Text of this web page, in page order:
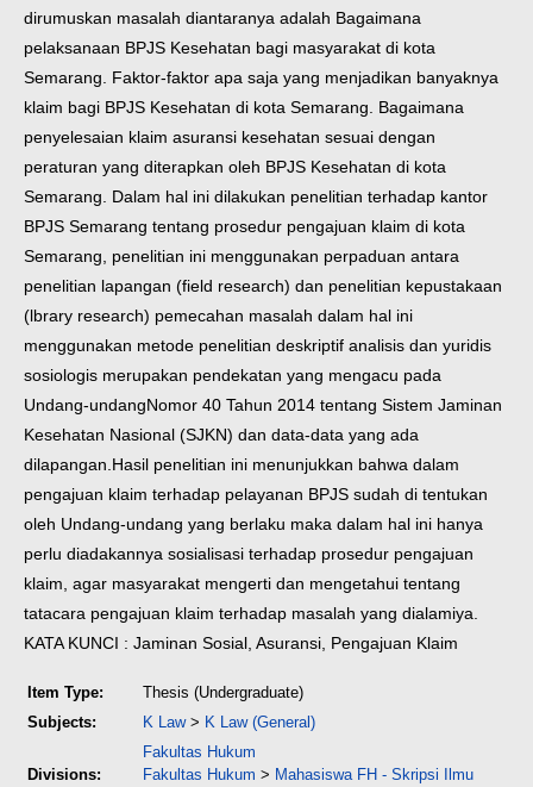
dirumuskan masalah diantaranya adalah Bagaimana
pelaksanaan BPJS Kesehatan bagi masyarakat di kota
Semarang. Faktor-faktor apa saja yang menjadikan banyaknya
klaim bagi BPJS Kesehatan di kota Semarang. Bagaimana
penyelesaian klaim asuransi kesehatan sesuai dengan
peraturan yang diterapkan oleh BPJS Kesehatan di kota
Semarang. Dalam hal ini dilakukan penelitian terhadap kantor
BPJS Semarang tentang prosedur pengajuan klaim di kota
Semarang, penelitian ini menggunakan perpaduan antara
penelitian lapangan (field research) dan penelitian kepustakaan
(lbrary research) pemecahan masalah dalam hal ini
menggunakan metode penelitian deskriptif analisis dan yuridis
sosiologis merupakan pendekatan yang mengacu pada
Undang-undangNomor 40 Tahun 2014 tentang Sistem Jaminan
Kesehatan Nasional (SJKN) dan data-data yang ada
dilapangan.Hasil penelitian ini menunjukkan bahwa dalam
pengajuan klaim terhadap pelayanan BPJS sudah di tentukan
oleh Undang-undang yang berlaku maka dalam hal ini hanya
perlu diadakannya sosialisasi terhadap prosedur pengajuan
klaim, agar masyarakat mengerti dan mengetahui tentang
tatacara pengajuan klaim terhadap masalah yang dialamiya.
KATA KUNCI : Jaminan Sosial, Asuransi, Pengajuan Klaim
Item Type:
Thesis (Undergraduate)
Subjects:
K Law> K Law (General)
Divisions:
Fakultas Hukum
Fakultas Hukum > Mahasiswa FH - Skripsi Ilmu